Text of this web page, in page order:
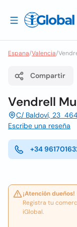
Espana/Valencia/
Compartir
Vendrell
C/ Baldoví, 23
Escribe una reseña
+34
¡Atención dueños!
Registra tu
iGlobal.